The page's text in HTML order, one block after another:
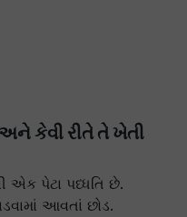
કેવી રીતે તે ખેતી
એક પેટા પધ્ધતિ છે.
આવતાં છોડ.